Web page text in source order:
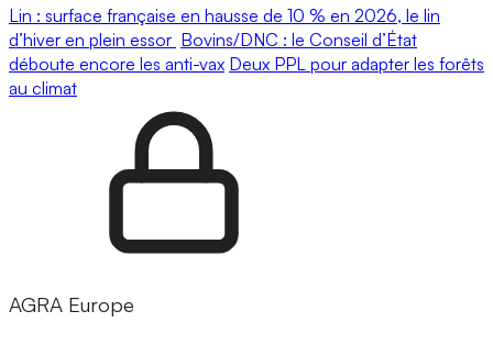
Lin : surface française en hausse de 10 % en 2026, le lin
d’hiver en plein essor Bovins/DNC : le Conseil d’État
déboute encore les anti-vax Deux PPL pour adapter les forêts
au climat
AGRA Europe